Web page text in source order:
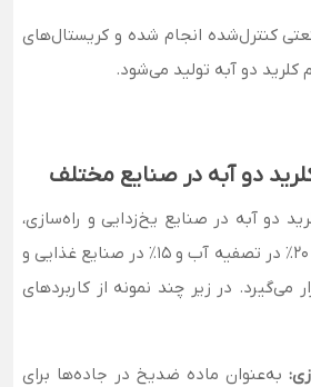
کنترل‌شده انجام شده و کریستال‌های
دو آبه تولید می‌شود.
دو آبه در صنایع مختلف
کلرید دو آبه در صنایع یخ‌زدایی و راه‌سازی،
25٪ در صنایع شیمیایی، 20٪ در تصفیه آب و 15٪ در صنایع غذایی و
می‌گیرد. در زیر چند نمونه از کاربردهای
به‌عنوان ماده ضدیخ در جاده‌ها برای